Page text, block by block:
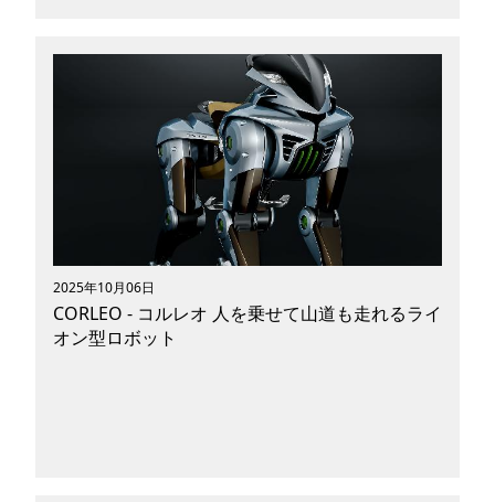
「CORLEO（コルレオ）」は、ロボット事業とモ
ーターサイクル事業を展開する川崎重工グループ
（以下、川崎重工）開発の新しいオフロードパー
ソナルモビリティ。 ライオン型かつ四足歩行と
いう新しいカタチのモビリティは、大阪万博の展
示で大きな反響を呼びました。 そして2025年12
月3日に川崎重工が「2035年の製品化を目指して
本格開発に着手した」と公表したことで、いま改
めてCORLEOへの注目度が高まっています。
2025年10月06日
CORLEO - コルレオ 人を乗せて山道も走れるライ
オン型ロボット